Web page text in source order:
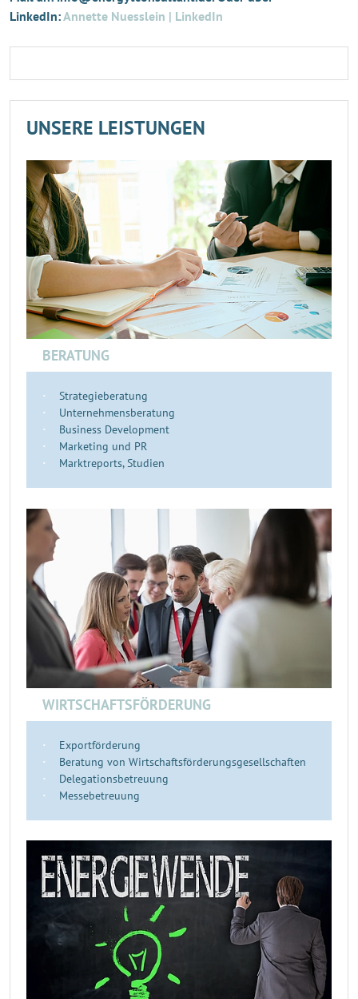
LinkedIn:Annette Nuesslein | LinkedIn
UNSERE LEISTUNGEN
BERATUNG
Strategieberatung
Unternehmensberatung
Business Development
Marketing und PR
Marktreports, Studien
WIRTSCHAFTSFÖRDERUNG
Exportförderung
Beratung von Wirtschaftsförderungsgesellschaften
Delegationsbetreuung
Messebetreuung